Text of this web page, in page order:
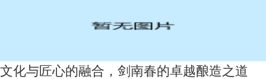
文化与匠心的融合，剑南春的卓越酿造之道